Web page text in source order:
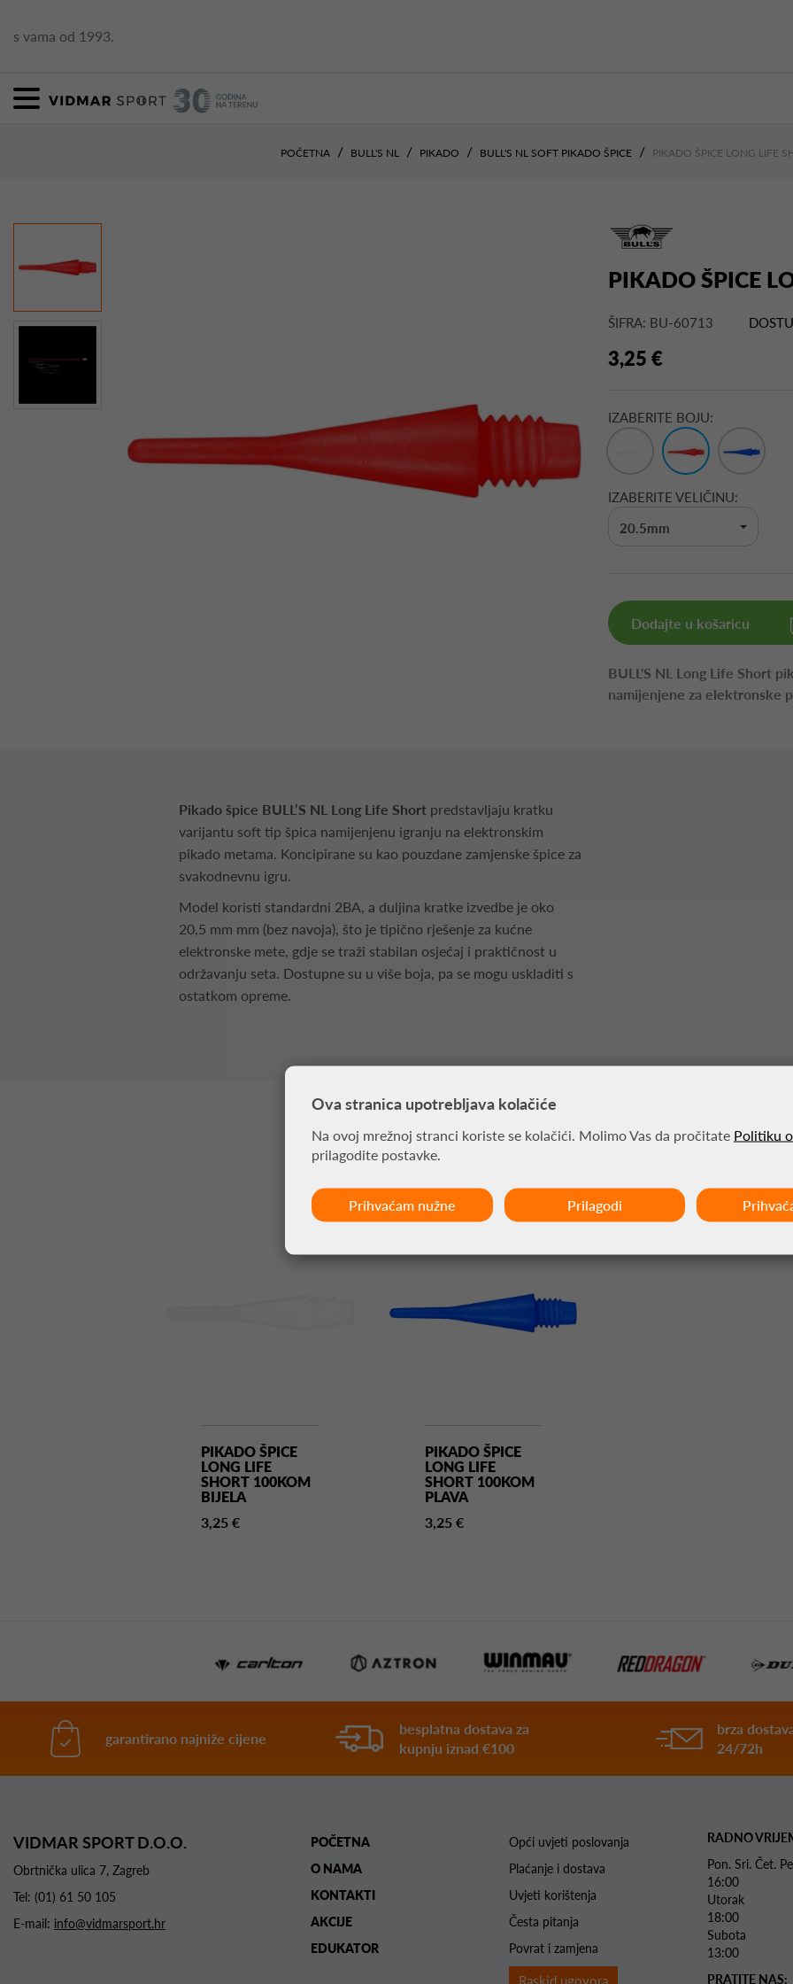
s vama od 1993.
POČETNA BULL'S NL PIKADO BULL'S NL SOFT PIKADO ŠPICE PIKADO ŠPICE LONG LIFE
PIKADO ŠPICE
ŠIFRA: BU-60713
3,25 €
IZABERITE BOJU:
IZABERITE VELIČINU:
20.5mm
Dodajte u košaricu
BULL'S NL Long Life Short
namijenjene za elektronske
Pikado špice BULL’S NL Long Life Short predstavljaju kratku
varijantu soft tip špica namijenjenu igranju na elektronskim
pikado metama. Koncipirane su kao pouzdane zamjenske špice za
svakodnevnu igru.
Model koristi standardni 2BA, a duljina kratke izvedbe je oko
20,5 mm mm (bez navoja), što je tipično rješenje za kućne
elektronske mete, gdje se traži stabilan osjećaj i praktičnost u
održavanju seta. Dostupne su u više boja, pa se mogu uskladiti s
ostatkom opreme.
MOŽDA VAS ZANIMA
PIKADO ŠPICE
LONG LIFE
SHORT 100KOM
BIJELA
3,25 €
PIKADO ŠPICE
LONG LIFE
SHORT 100KOM
PLAVA
3,25 €
garantirano najniže cijene
besplatna dostava za
kupnju iznad €100
brza
24/72h
VIDMAR SPORT D.O.O.
Obrtnička ulica 7, Zagreb
Tel: (01) 61 50 105
E-mail: info@vidmarsport.hr
POČETNA
O NAMA
KONTAKTI
AKCIJE
EDUKATOR
Opći uvjeti poslovanja
Plaćanje i dostava
Uvjeti korištenja
Česta pitanja
Povrat i zamjena
Raskid ugovora
RADNO
Pon. Sri.
16:00
Utorak
18:00
Subota
13:00
PRATITE NAS:
Ova stranica upotrebljava kolačiće
Na ovoj mrežnoj stranci koriste se kolačići. Molimo Vas da pročitate Politiku
prilagodite postavke.
Prihvaćam nužne Prilagodi